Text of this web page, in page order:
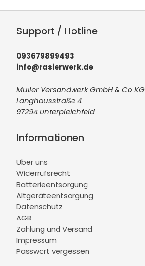
Support / Hotline
093679899493
info@rasierwerk.de
Müller Versandwerk GmbH & Co KG
Langhausstraße 4
97294 Unterpleichfeld
Informationen
Über uns
Widerrufsrecht
Batterieentsorgung
Altgeräteentsorgung
Datenschutz
AGB
Zahlung und Versand
Impressum
Passwort vergessen